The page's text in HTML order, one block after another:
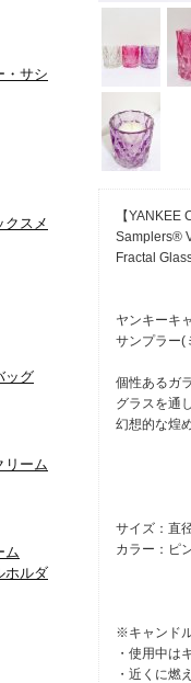
・サシ
クスメ
ッグ
リーム
ム
ホルダ
【YANKEE
Samplers®
Fractal
ヤンキーキ
サンプラー(
個性あるガ
グラスを通
幻想的な煌
サイズ：直
カラー：ピ
※キャンド
・使用中は
・近くに燃